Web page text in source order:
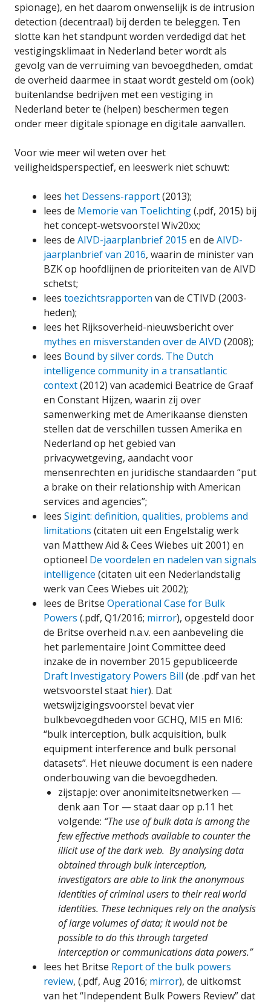
spionage), en het daarom onwenselijk is de intrusion
detection (decentraal) bij derden te beleggen. Ten
slotte kan het standpunt worden verdedigd dat het
vestigingsklimaat in Nederland beter wordt als
gevolg van de verruiming van bevoegdheden, omdat
de overheid daarmee in staat wordt gesteld om (ook)
buitenlandse bedrijven met een vestiging in
Nederland beter te (helpen) beschermen tegen
onder meer digitale spionage en digitale aanvallen.
Voor wie meer wil weten over het
veiligheidsperspectief, en leeswerk niet schuwt:
lees het Dessens-rapport(2013);
lees de Memorie van Toelichting(.pdf, 2015) bij
het concept-wetsvoorstel Wiv20xx;
lees de AIVD-jaarplanbrief 2015 en de AIVD-
jaarplanbrief van 2016, waarin de minister van
BZK op hoofdlijnen de prioriteiten van de AIVD
schetst;
lees toezichtsrapporten van de CTIVD (2003-
heden);
lees het Rijksoverheid-nieuwsbericht over
mythes en misverstanden over de AIVD (2008);
lees Bound by silver cords. The Dutch
intelligence community in a transatlantic
context(2012) van academici Beatrice de Graaf
en Constant Hijzen, waarin zij over
samenwerking met de Amerikaanse diensten
stellen dat de verschillen tussen Amerika en
Nederland op het gebied van
privacywetgeving, aandacht voor
mensenrechten en juridische standaarden “put
a brake on their relationship with American
services and agencies”;
lees Sigint: definition, qualities, problems and
limitations (citaten uit een Engelstalig werk
van Matthew Aid & Cees Wiebes uit 2001) en
optioneel De voordelen en nadelen van signals
intelligence (citaten uit een Nederlandstalig
werk van Cees Wiebes uit 2002);
lees de Britse Operational Case for Bulk
Powers (.pdf, Q1/2016; mirror), opgesteld door
de Britse overheid n.a.v. een aanbeveling die
het parlementaire Joint Committee deed
inzake de in november 2015 gepubliceerde
Draft Investigatory Powers Bill (de .pdf van het
wetsvoorstel staat hier). Dat
wetswijzigingsvoorstel bevat vier
bulkbevoegdheden voor GCHQ, MI5 en MI6:
“bulk interception, bulk acquisition, bulk
equipment interference and bulk personal
datasets”. Het nieuwe document is een nadere
onderbouwing van die bevoegdheden.
zijstapje: over anonimiteitsnetwerken —
denk aan Tor — staat daar op p.11 het
volgende: “The use of bulk data is among the
few effective methods available to counter the
illicit use of the dark web. By analysing data
obtained through bulk interception,
investigators are able to link the anonymous
identities of criminal users to their real world
identities. These techniques rely on the analysis
of large volumes of data; it would not be
possible to do this through targeted
interception or communications data powers.”
lees het Britse Report of the bulk powers
review, (.pdf, Aug 2016; mirror), de uitkomst
van het “Independent Bulk Powers Review” dat